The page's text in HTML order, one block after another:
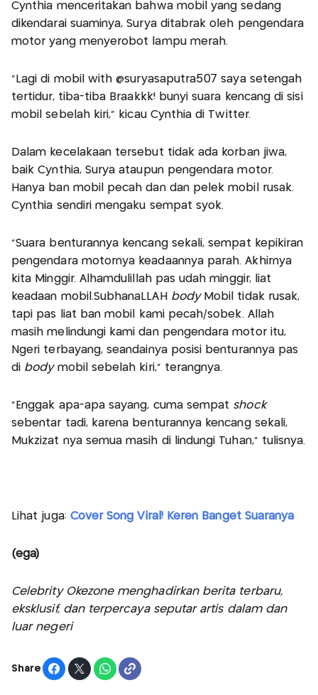
Cynthia menceritakan bahwa mobil yang sedang
dikendarai suaminya, Surya ditabrak oleh pengendara
motor yang menyerobot lampu merah.
"Lagi di mobil with @suryasaputra507 saya setengah
tertidur, tiba-tiba Braakkk! bunyi suara kencang di sisi
mobil sebelah kiri," kicau Cynthia di Twitter.
Dalam kecelakaan tersebut tidak ada korban jiwa,
baik Cynthia, Surya ataupun pengendara motor.
Hanya ban mobil pecah dan dan pelek mobil rusak.
Cynthia sendiri mengaku sempat syok.
"Suara benturannya kencang sekali, sempat kepikiran
pengendara motornya keadaannya parah. Akhirnya
kita Minggir. Alhamdulillah pas udah minggir, liat
keadaan mobil.SubhanaLLAH bodyMobil tidak rusak,
tapi pas liat ban mobil kami pecah/sobek. Allah
masih melindungi kami dan pengendara motor itu,
Ngeri terbayang, seandainya posisi benturannya pas
di bodymobil sebelah kiri," terangnya.
"Enggak apa-apa sayang, cuma sempat shock
sebentar tadi, karena benturannya kencang sekali,
Mukzizat nya semua masih di lindungi Tuhan," tulisnya.
Lihat juga: Cover Song Viral! Keren Banget Suaranya
(ega)
Celebrity Okezone menghadirkan berita terbaru,
eksklusif, dan terpercaya seputar artis dalam dan
luar negeri
Share